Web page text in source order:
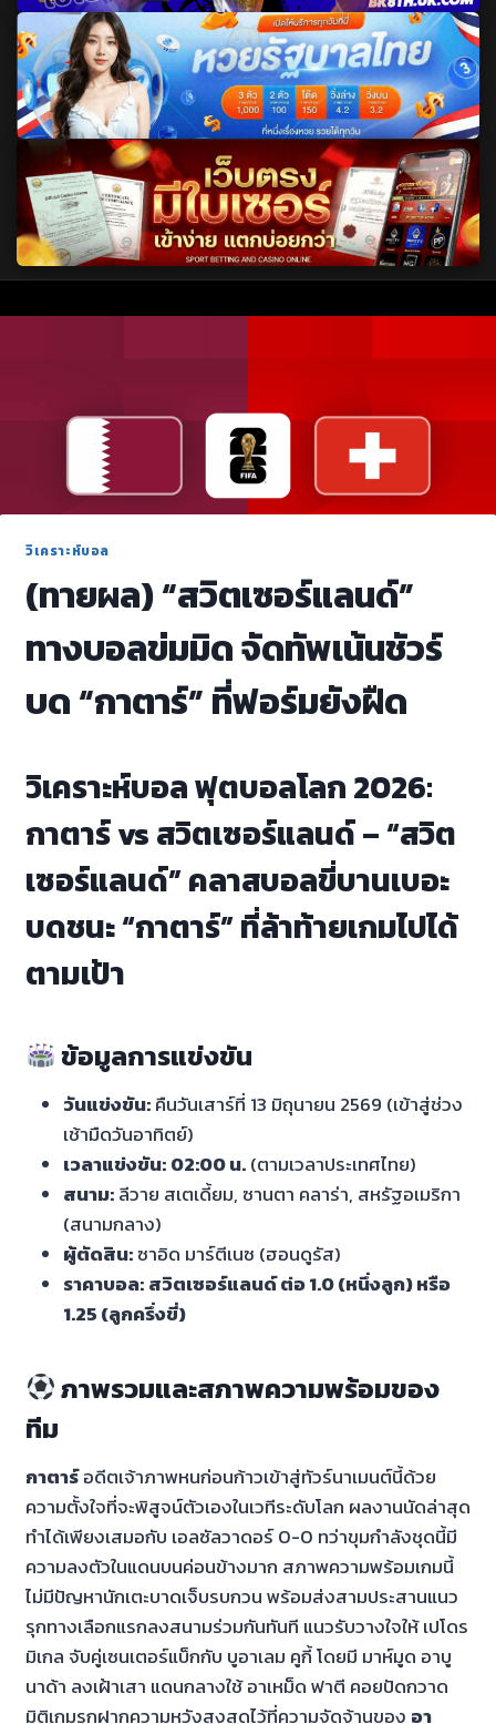
วิเคราะห์บอล
(ทายผล) “สวิตเซอร์แลนด์”
ทางบอลข่มมิด จัดทัพเน้นชัวร์
บด “กาตาร์” ที่ฟอร์มยังฝืด
วิเคราะห์บอล ฟุตบอลโลก 2026:
กาตาร์ vs สวิตเซอร์แลนด์ – “สวิต
เซอร์แลนด์” คลาสบอลขี่บานเบอะ
บดชนะ “กาตาร์” ที่ล้าท้ายเกมไปได้
ตามเป้า
ข้อมูลการแข่งขัน
วันแข่งขัน:คืนวันเสาร์ที่ 13 มิถุนายน 2569 (เข้าสู่ช่วง
เช้ามืดวันอาทิตย์)
เวลาแข่งขัน:02:00 น.(ตามเวลาประเทศไทย)
สนาม:ลีวาย สเตเดี้ยม, ซานตา คลาร่า, สหรัฐอเมริกา
(สนามกลาง)
ผู้ตัดสิน:ซาอิด มาร์ตีเนซ (ฮอนดูรัส)
ราคาบอล:สวิตเซอร์แลนด์ ต่อ 1.0 (หนึ่งลูก) หรือ
1.25 (ลูกครึ่งขี่)
ภาพรวมและสภาพความพร้อมของ
ทีม
กาตาร์อดีตเจ้าภาพหนก่อนก้าวเข้าสู่ทัวร์นาเมนต์นี้ด้วย
ความตั้งใจที่จะพิสูจน์ตัวเองในเวทีระดับโลก ผลงานนัดล่าสุด
ทำได้เพียงเสมอกับ เอลซัลวาดอร์ 0-0 ทว่าขุมกำลังชุดนี้มี
ความลงตัวในแดนบนค่อนข้างมาก สภาพความพร้อมเกมนี้
ไม่มีปัญหานักเตะบาดเจ็บรบกวน พร้อมส่งสามประสานแนว
รุกทางเลือกแรกลงสนามร่วมกันทันที แนวรับวางใจให้ เปโดร
มิเกล จับคู่เซนเตอร์แบ็กกับ บูอาเลม คูกี้ โดยมี มาห์มูด อาบู
นาด้า ลงเฝ้าเสา แดนกลางใช้ อาเหม็ด ฟาตี คอยปัดกวาด
มิติเกมรุกฝากความหวังสูงสุดไว้ที่ความจัดจ้านของ อา